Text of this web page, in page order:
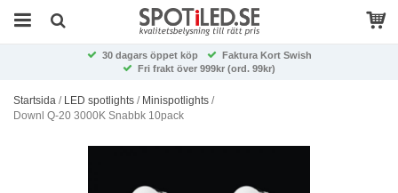
30 dagars öppet köp
Faktura Kort Swish
Fri frakt över 999kr (ord. 99kr)
Startsida / LED spotlights / Minispotlights /
Downl Q-20 3000K Snabbk 10pack